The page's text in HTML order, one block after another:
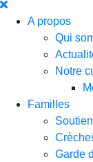
A propos
Qui
Notre
Familles
Garde